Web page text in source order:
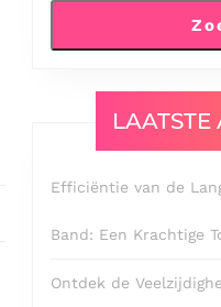
LAATSTE
Efficiëntie van de
Band: Een Krachtige
Ontdek de